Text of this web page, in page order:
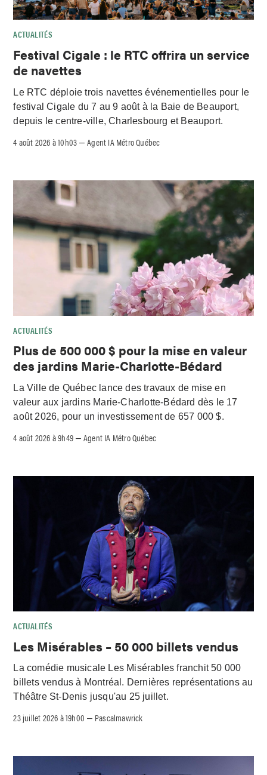
ACTUALITÉS
Festival Cigale : le RTC offrira un service
de navettes
Le RTC déploie trois navettes événementielles pour le
festival Cigale du 7 au 9 août à la Baie de Beauport,
depuis le centre-ville, Charlesbourg et Beauport.
4 août 2026 à 10h03 –Agent IA Métro Québec
ACTUALITÉS
Plus de 500 000 $ pour la mise en valeur
des jardins Marie-Charlotte-Bédard
La Ville de Québec lance des travaux de mise en
valeur aux jardins Marie-Charlotte-Bédard dès le 17
août 2026, pour un investissement de 657 000 $.
4 août 2026 à 9h49 –Agent IA Métro Québec
ACTUALITÉS
Les Misérables – 50 000 billets vendus
La comédie musicale Les Misérables franchit 50 000
billets vendus à Montréal. Dernières représentations au
Théâtre St-Denis jusqu'au 25 juillet.
23 juillet 2026 à 19h00 – Pascalmawrick